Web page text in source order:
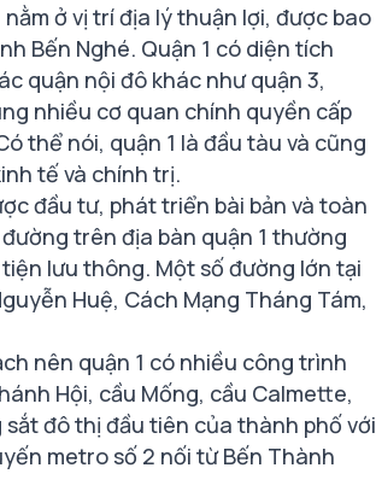
ở vị trí địa lý thuận lợi, được bao
Bến Nghé. Quận 1 có diện tích
quận nội đô khác như quận 3,
nhiều cơ quan chính quyền cấp
thể nói, quận 1 là đầu tàu và cũng
tế và chính trị.
đầu tư, phát triển bài bản và toàn
trên địa bàn quận 1 thường
lưu thông. Một số đường lớn tại
Huệ, Cách Mạng Tháng Tám,
nên quận 1 có nhiều công trình
Hội, cầu Mống, cầu Calmette,
đô thị đầu tiên của thành phố với
metro số 2 nối từ Bến Thành